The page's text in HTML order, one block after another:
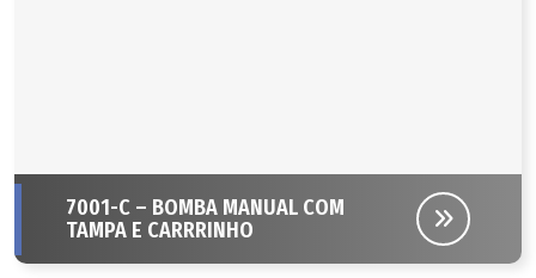
7001-C – BOMBA MANUAL COM
TAMPA E CARRRINHO